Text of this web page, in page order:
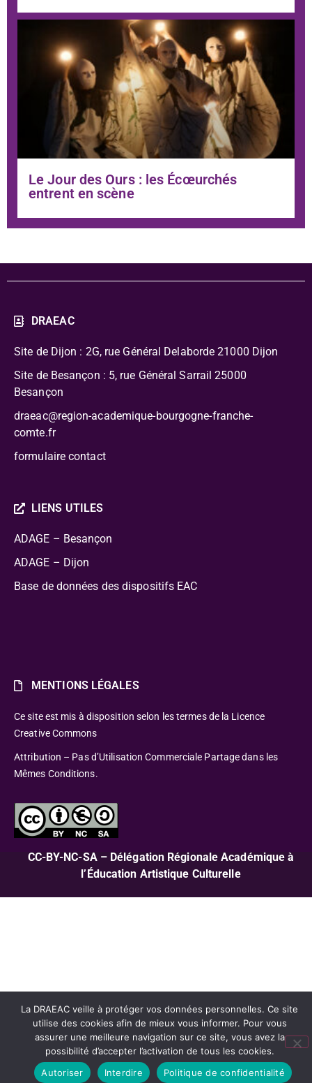
Le Jour des Ours : les Écœurchés
entrent en scène
DRAEAC
Site de Dijon : 2G, rue Général Delaborde 21000 Dijon
Site de Besançon : 5, rue Général Sarrail 25000
Besançon
draeac@region-academique-bourgogne-franche-
comte.fr
formulaire contact
LIENS UTILES
ADAGE – Besançon
ADAGE – Dijon
Base de données des dispositifs EAC
MENTIONS LÉGALES
Ce site est mis à disposition selon les termes de la Licence
Creative Commons
Attribution – Pas d’Utilisation Commerciale Partage dans les
Mêmes Conditions.
CC-BY-NC-SA – Délégation Régionale Académique à
l’Éducation Artistique Culturelle
La DRAEAC veille à protéger vos données personnelles. Ce site
utilise des cookies afin de mieux vous informer. Pour vous
assurer une meilleure navigation sur ce site, vous avez la
possibilité d’accepter l’activation de tous les cookies.
Autoriser
Interdire Politique de confidentialité